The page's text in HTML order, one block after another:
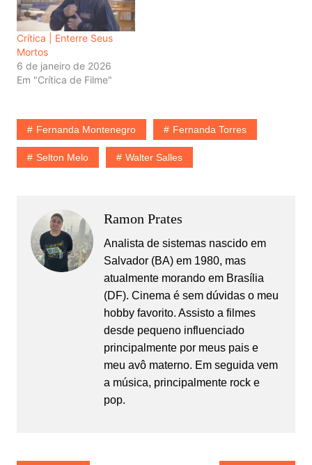
Crítica | Enterre Seus
Mortos
6 de janeiro de 2026
Em "Crítica de Filme"
Fernanda Montenegro Fernanda Torres
Selton Melo Walter Salles
Ramon Prates
Analista de sistemas nascido em
Salvador (BA) em 1980, mas
atualmente morando em Brasília
(DF). Cinema é sem dúvidas o meu
hobby favorito. Assisto a filmes
desde pequeno influenciado
principalmente por meus pais e
meu avô materno. Em seguida vem
a música, principalmente rock e
pop.